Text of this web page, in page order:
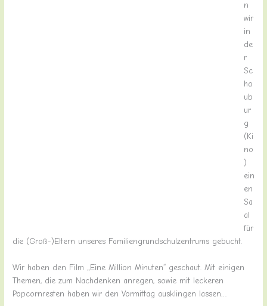
n
wir
in
de
r
Sc
ha
ub
ur
g
(Ki
no
)
ein
en
Sa
al
für
die (Groß-)Eltern unseres Familiengrundschulzentrums gebucht.
Wir haben den Film „Eine Million Minuten“ geschaut. Mit einigen
Themen, die zum Nachdenken anregen, sowie mit leckeren
Popcornresten haben wir den Vormittag ausklingen lassen…